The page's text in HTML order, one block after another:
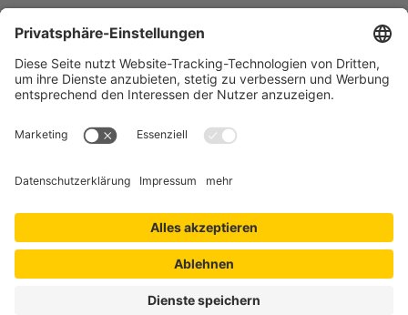
Deutschen Gießerei-Industrie e.V.
40549 Düsseldorf
Telefon:0211 - 68 71 - 03
0211 - 68 71 - 3333
E-Mail:info(at)bdguss.de